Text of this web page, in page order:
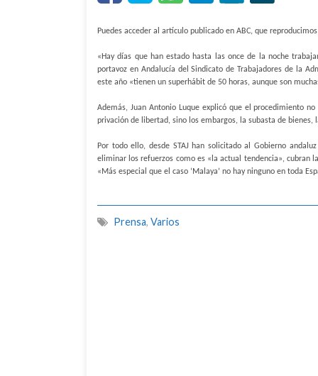
Puedes acceder al artículo publicado en ABC, que
«Hay días que han estado hasta las once de la noche
portavoz en Andalucía del Sindicato de Trabajadores de la
este año «tienen un superhábit de 50 horas, aunque son
Además, Juan Antonio Luque explicó que el procedimiento
privación de libertad, sino los embargos, la subasta de
Por todo ello, desde STAJ han solicitado al Gobierno
eliminar los refuerzos como es «la actual tendencia», cubran
«Más especial que el caso ‘Malaya’ no hay ninguno en toda
Prensa, Varios